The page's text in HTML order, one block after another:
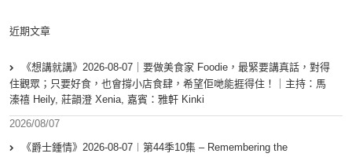
近期文章
《想講就講》2026-08-07｜要做美食家 Foodie，最緊要講真話，對得
住觀眾；只要好食，也會撐小店食肆，希望佢哋能捱得住！｜主持：馬
溱禧 Heily, 莊韻澄 Xenia, 嘉賓：雅軒 Kinki
2026/08/07
《爵士鍾情》2026-08-07︱第44季10集 – Remembering the